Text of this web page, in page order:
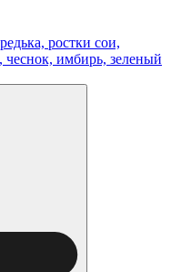
ростки сои,
чеснок, имбирь, зеленый